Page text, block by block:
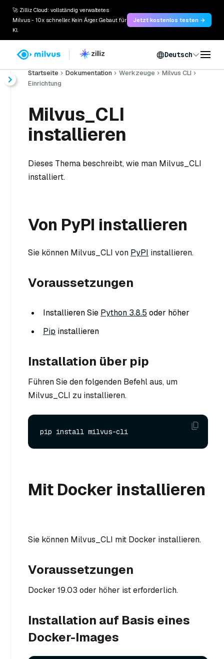
🚀 Zilliz Cloud: vollständig verwaltetes
Milvus - 10x schneller. Kein Ärger. Gebaut für
KI.
Jetzt kostenlos testen →
Deutsch
Startseite Dokumentation Werkzeuge
Milvus CLI
Einrichtung
Milvus_CLI
installieren
Dieses Thema beschreibt, wie man Milvus_CLI
installiert.
Von PyPI installieren
Sie können Milvus_CLI von PyPI installieren.
Voraussetzungen
Installieren Sie Python 3.8.5 oder höher
Pip installieren
Installation über pip
Führen Sie den folgenden Befehl aus, um
Milvus_CLI zu installieren.
Mit Docker installieren
Sie können Milvus_CLI mit Docker installieren.
Voraussetzungen
Docker 19.03 oder höher ist erforderlich.
Installation auf Basis eines
Docker-Images